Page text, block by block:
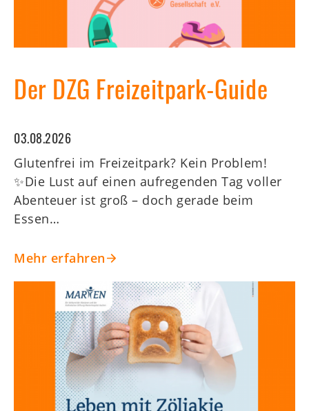
Der DZG Freizeitpark-Guide
03.08.2026
Glutenfrei im Freizeitpark? Kein Problem!
✨Die Lust auf einen aufregenden Tag voller
Abenteuer ist groß – doch gerade beim
Essen…
Mehr erfahren